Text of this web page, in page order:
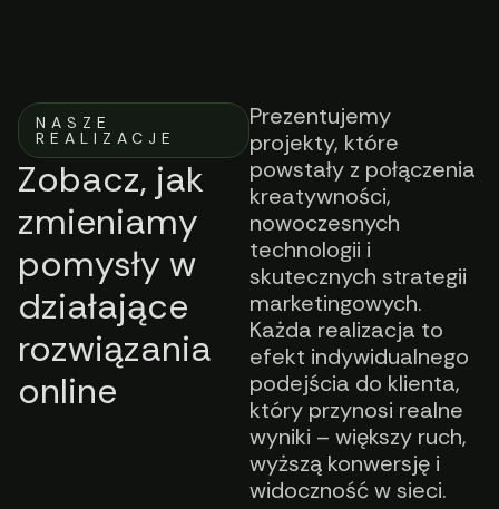
NASZE
REALIZACJE
Zobacz, jak
zmieniamy
pomysły w
działające
rozwiązania
online
Prezentujemy
projekty, które
powstały z połączenia
kreatywności,
nowoczesnych
technologii i
skutecznych strategii
marketingowych.
Każda realizacja to
efekt indywidualnego
podejścia do klienta,
który przynosi realne
wyniki – większy ruch,
wyższą konwersję i
widoczność w sieci.